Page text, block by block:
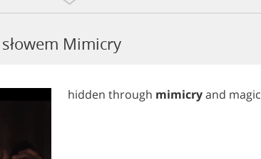
Mimicry
hidden through mimicryand magic